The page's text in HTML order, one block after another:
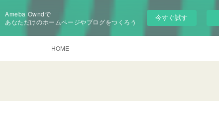
Ameba Owndで
あなただけのホームページやブログをつくろう
今すぐ試す
HOME